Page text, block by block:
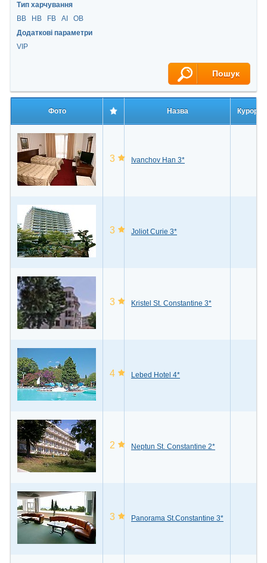
Тип харчування
BB
HB FВ AI
OB
Додаткові параметри
VIP
Пошук
Фото Назва Курорт
3 Ivanchov Han 3*
3 Joliot Curie 3*
3 Kristel St. Constantine 3*
4 Lebed Hotel 4*
2 Neptun St. Constantine 2*
3 Panorama St.Constantine 3*